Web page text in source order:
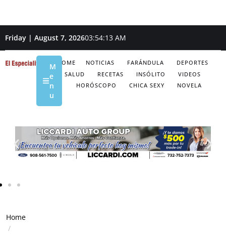
Friday | August 7, 202603:54:15 AM
HOME NOTICIAS FARÁNDULA
DEPORTES
SALUD
RECETAS INSÓLITO
VIDEOS
HORÓSCOPO
CHICA SEXY NOVELA
M
e
n
u
Home
/